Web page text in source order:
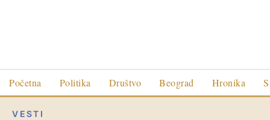
Početna Politika Društvo Beograd Hronika
VESTI